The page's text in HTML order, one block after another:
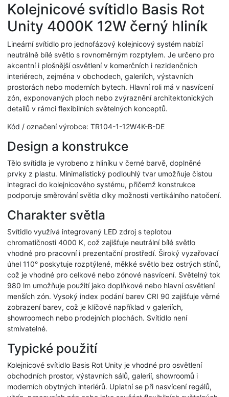
Kolejnicové svítidlo Basis Rot
Unity 4000K 12W černý hliník
Lineární svítidlo pro jednofázový kolejnicový systém nabízí
neutrálně bílé světlo s rovnoměrným rozptylem. Je určeno pro
akcentní i plošnější osvětlení v komerčních i rezidenčních
interiérech, zejména v obchodech, galeriích, výstavních
prostorách nebo moderních bytech. Hlavní roli má v nasvícení
zón, exponovaných ploch nebo zvýraznění architektonických
detailů v rámci flexibilních světelných konceptů.
Kód / označení výrobce: TR104-1-12W4K-B-DE
Design a konstrukce
Tělo svítidla je vyrobeno z hliníku v černé barvě, doplněné
prvky z plastu. Minimalistický podlouhlý tvar umožňuje čistou
integraci do kolejnicového systému, přičemž konstrukce
podporuje směrování světla díky možnosti vertikálního natočení.
Charakter světla
Svítidlo využívá integrovaný LED zdroj s teplotou
chromatičnosti 4000 K, což zajišťuje neutrální bílé světlo
vhodné pro pracovní i prezentační prostředí. Široký vyzařovací
úhel 110° poskytuje rozptýlené, měkké světlo bez ostrých stínů,
což je vhodné pro celkové nebo zónové nasvícení. Světelný tok
980 lm umožňuje použití jako doplňkové nebo hlavní osvětlení
menších zón. Vysoký index podání barev CRI 90 zajišťuje věrné
zobrazení barev, což je klíčové například v galeriích,
showroomech nebo prodejních plochách. Svítidlo není
stmívatelné.
Typické použití
Kolejnicové svítidlo Basis Rot Unity je vhodné pro osvětlení
obchodních prostor, výstavních sálů, galerií, showroomů i
moderních obytných interiérů. Uplatní se při nasvícení regálů,